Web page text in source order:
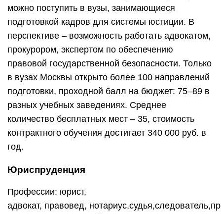
можно поступить в вузы, занимающиеся
подготовкой кадров для системы юстиции. В
перспективе – возможность работать адвокатом,
прокурором, экспертом по обеспечению
правовой государственной безопасности. Только
в вузах Москвы открыто более 100 направлений
подготовки, проходной балл на бюджет: 75–89 в
разных учебных заведениях. Среднее
количество бесплатных мест – 35, стоимость
контрактного обучения достигает 340 000 руб. в
год.
Юриспруденция
Профессии: юрист,
адвокат, правовед,